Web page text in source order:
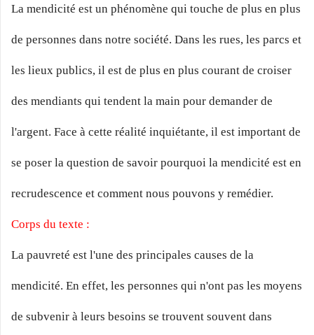
La mendicité est un phénomène qui touche de plus en plus
de personnes dans notre société. Dans les rues, les parcs et
les lieux publics, il est de plus en plus courant de croiser
des mendiants qui tendent la main pour demander de
l'argent. Face à cette réalité inquiétante, il est important de
se poser la question de savoir pourquoi la mendicité est en
recrudescence et comment nous pouvons y remédier.
Corps du texte :
La pauvreté est l'une des principales causes de la
mendicité. En effet, les personnes qui n'ont pas les moyens
de subvenir à leurs besoins se trouvent souvent dans